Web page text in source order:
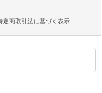
定商取引法に基づく表示